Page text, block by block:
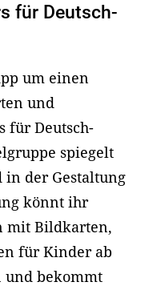
für Deutsch-
um einen
und
für Deutsch-
spiegelt
in der Gestaltung
könnt ihr
mit Bildkarten,
für Kinder ab
und bekommt